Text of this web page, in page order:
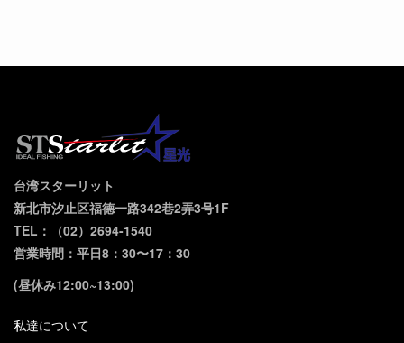
台湾スターリット
新北市汐止区福德一路342巷2弄3号1F
TEL：（02）2694-1540
営業時間：平日8：30〜17：30
(昼休み12:00~13:00)
私達について